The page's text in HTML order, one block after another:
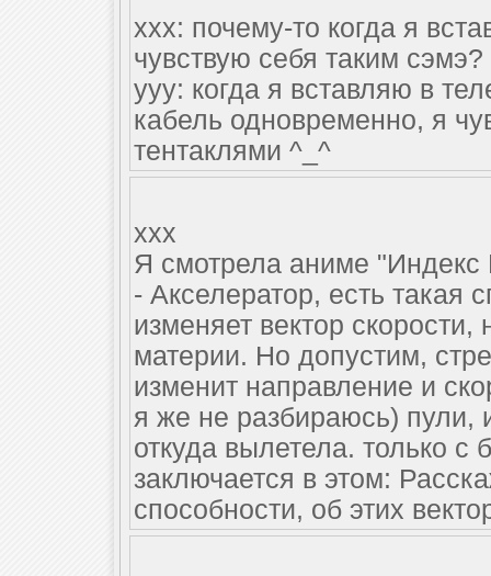
ххх: почему-то когда я
чувствую себя таким сэмэ?
ууу: когда я вставляю в
кабель одновременно, я
тентаклями ^_^
xxx
Я смотрела аниме "Индекс
- Акселератор, есть такая
изменяет вектор
материи. Но допустим,
изменит направление и
я же не разбираюсь) пули,
откуда вылетела. только
заключается в этом:
способности, об этих